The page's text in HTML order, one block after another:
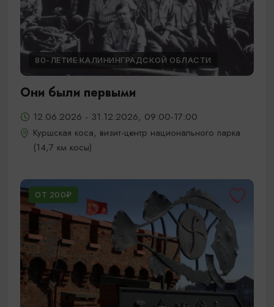
80-ЛЕТИЕ КАЛИНИНГРАДСКОЙ ОБЛАСТИ
Они были первыми
12.06.2026 - 31.12.2026, 09:00-17:00
Куршская коса, визит-центр национального парка
(14,7 км косы)
ОТ 200₽